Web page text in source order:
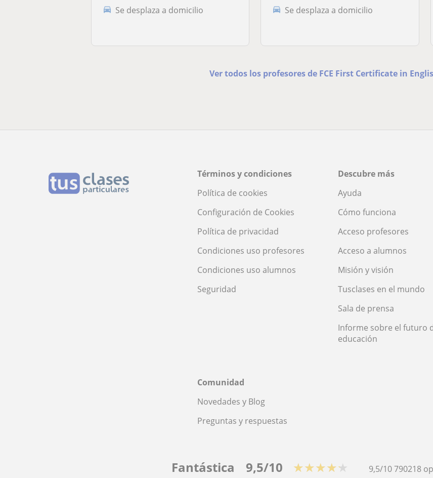
Se desplaza a domicilio
Se desplaza a domicilio
Ver todos los profesores de FCE First Certificate in
Términos y condiciones
Política de cookies
Configuración de Cookies
Política de privacidad
Condiciones uso profesores
Condiciones uso alumnos
Seguridad
Descubre más
Ayuda
Cómo funciona
Acceso profesores
Acceso a alumnos
Misión y visión
Tusclases en el mundo
Sala de prensa
Informe sobre el futuro
educación
Comunidad
Novedades y Blog
Preguntas y respuestas
Fantástica 9,5/10 ★★★★★ 9,5/10790218